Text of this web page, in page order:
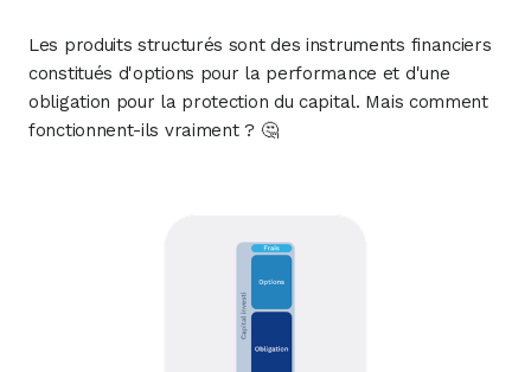
Les produits structurés sont des instruments financiers
constitués d'options pour la performance et d'une
obligation pour la protection du capital. Mais comment
fonctionnent-ils vraiment ? 🤔